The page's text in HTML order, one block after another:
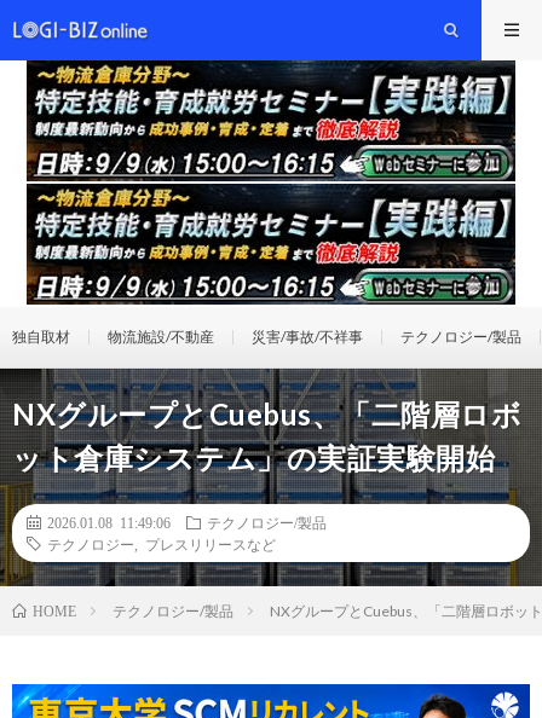
独自取材 物流施設/不動産 災害/事故/不祥事 テクノロジー/製品
NXグループとCuebus、「二階層ロボ
ット倉庫システム」の実証実験開始
2026.01.08 11:49:06
テクノロジー/製品
テクノロジー
プレスリリースなど
HOME テクノロジー/製品 NXグループとCuebus、「二階層ロボッ